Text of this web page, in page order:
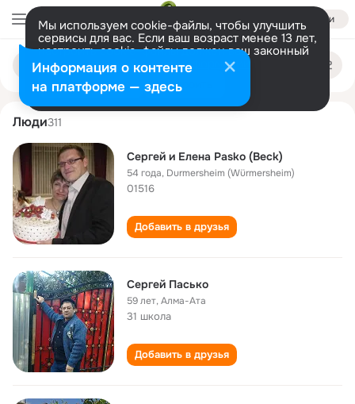
Войти
Мы используем cookie-файлы, чтобы улучшить
сервисы для вас. Если ваш возраст менее 13 лет,
настроить cookie-файлы должен ваш законный
представитель. Больше информации
Разрешить все Настроить
Поиск
людям
sergey pasko
Люди311
Сергей и Елена Pasko (Beck)
54 года, Durmersheim (Würmersheim)
01516
Добавить в друзья
Сергей Пасько
59 лет,Алма-Ата
31 школа
Добавить в друзья
Информация о контенте
на платформе — здесь